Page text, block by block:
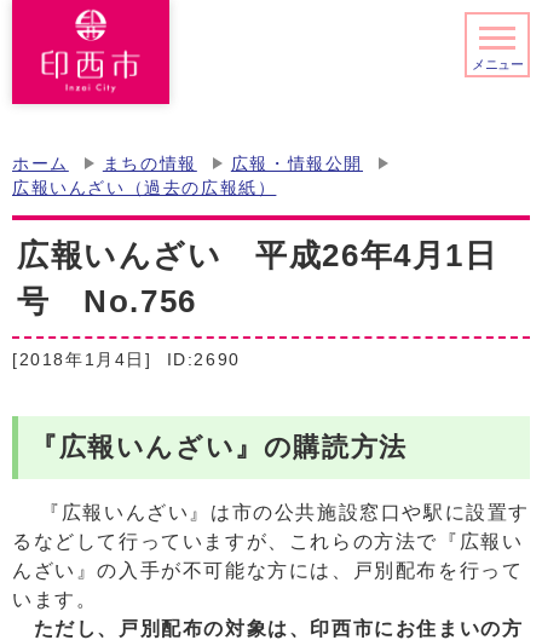
メニュー
ホーム まちの情報
広報・情報公開
広報いんざい（過去の広報紙）
広報いんざい 平成26年4月1日
号 No.756
[2018年1月4日] ID:2690
『広報いんざい』の購読方法
『広報いんざい』は市の公共施設窓口や駅に設置す
るなどして行っていますが、これらの方法で『広報い
んざい』の入手が不可能な方には、戸別配布を行って
います。
ただし、戸別配布の対象は、印西市にお住まいの方